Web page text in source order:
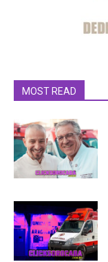
MOST READ